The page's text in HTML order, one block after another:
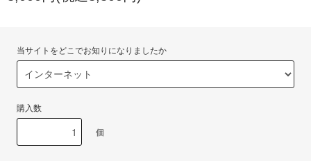
当サイトをどこでお知りになりましたか
購入数
個